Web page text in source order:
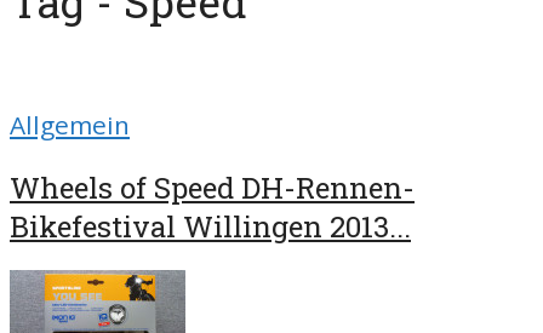
Allgemein
Wheels of Speed DH-Rennen-
Bikefestival Willingen 2013...